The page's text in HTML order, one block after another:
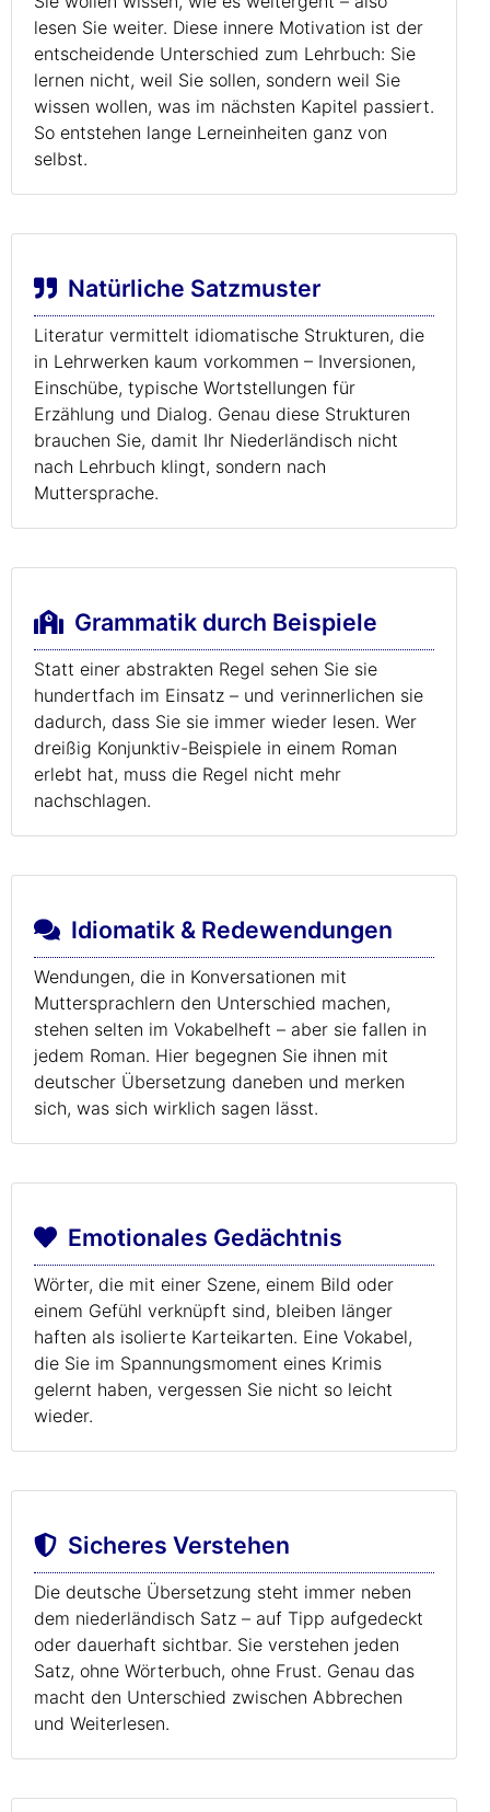
lesen Sie weiter. Diese innere Motivation ist der
entscheidende Unterschied zum Lehrbuch: Sie
lernen nicht, weil Sie sollen, sondern weil Sie
wissen wollen, was im nächsten Kapitel passiert.
So entstehen lange Lerneinheiten ganz von
selbst.
Natürliche Satzmuster
Literatur vermittelt idiomatische Strukturen, die
in Lehrwerken kaum vorkommen – Inversionen,
Einschübe, typische Wortstellungen für
Erzählung und Dialog. Genau diese Strukturen
brauchen Sie, damit Ihr Niederländisch nicht
nach Lehrbuch klingt, sondern nach
Muttersprache.
Grammatik durch Beispiele
Statt einer abstrakten Regel sehen Sie sie
hundertfach im Einsatz – und verinnerlichen sie
dadurch, dass Sie sie immer wieder lesen. Wer
dreißig Konjunktiv-Beispiele in einem Roman
erlebt hat, muss die Regel nicht mehr
nachschlagen.
Idiomatik & Redewendungen
Wendungen, die in Konversationen mit
Muttersprachlern den Unterschied machen,
stehen selten im Vokabelheft – aber sie fallen in
jedem Roman. Hier begegnen Sie ihnen mit
deutscher Übersetzung daneben und merken
sich, was sich wirklich sagen lässt.
Emotionales Gedächtnis
Wörter, die mit einer Szene, einem Bild oder
einem Gefühl verknüpft sind, bleiben länger
haften als isolierte Karteikarten. Eine Vokabel,
die Sie im Spannungsmoment eines Krimis
gelernt haben, vergessen Sie nicht so leicht
wieder.
Sicheres Verstehen
Die deutsche Übersetzung steht immer neben
dem niederländisch Satz – auf Tipp aufgedeckt
oder dauerhaft sichtbar. Sie verstehen jeden
Satz, ohne Wörterbuch, ohne Frust. Genau das
macht den Unterschied zwischen Abbrechen
und Weiterlesen.